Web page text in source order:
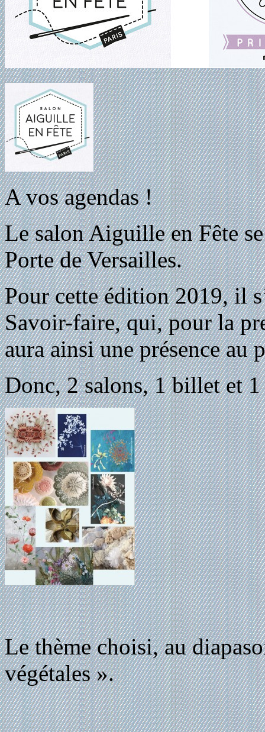
A vos agendas !
Le salon Aiguille en Fête
Porte de Versailles.
Pour cette édition 2019, il
Savoir-faire, qui, pour la
aura ainsi une présence au
Donc, 2 salons, 1 billet et 1
Le thème choisi, au
végétales ».